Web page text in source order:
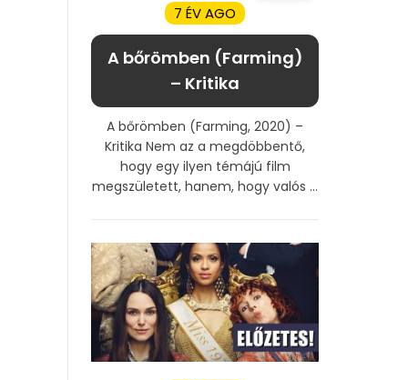
7 ÉV AGO
A bőrömben (Farming)
– Kritika
A bőrömben (Farming, 2020) –
Kritika Nem az a megdöbbentő,
hogy egy ilyen témájú film
megszületett, hanem, hogy valós ...